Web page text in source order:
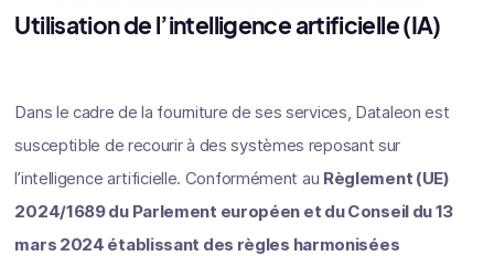
Utilisation de l’intelligence artificielle (IA)
Dans le cadre de la fourniture de ses services, Dataleon est
susceptible de recourir à des systèmes reposant sur
l’intelligence artificielle. Conformément au Règlement (UE)
2024/1689 du Parlement européen et du Conseil du 13
mars 2024 établissant des règles harmonisées